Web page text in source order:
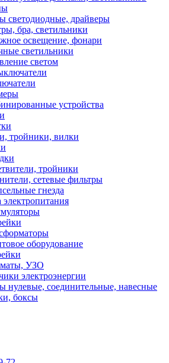
светодиодные, драйверы
бра, светильники
освещение, фонари
светильники
светом
устройства
тройники, вилки
тройники
сетевые фильтры
гнезда
электропитания
оборудование
УЗО
электроэнергии
соединительные, навесные
боксы